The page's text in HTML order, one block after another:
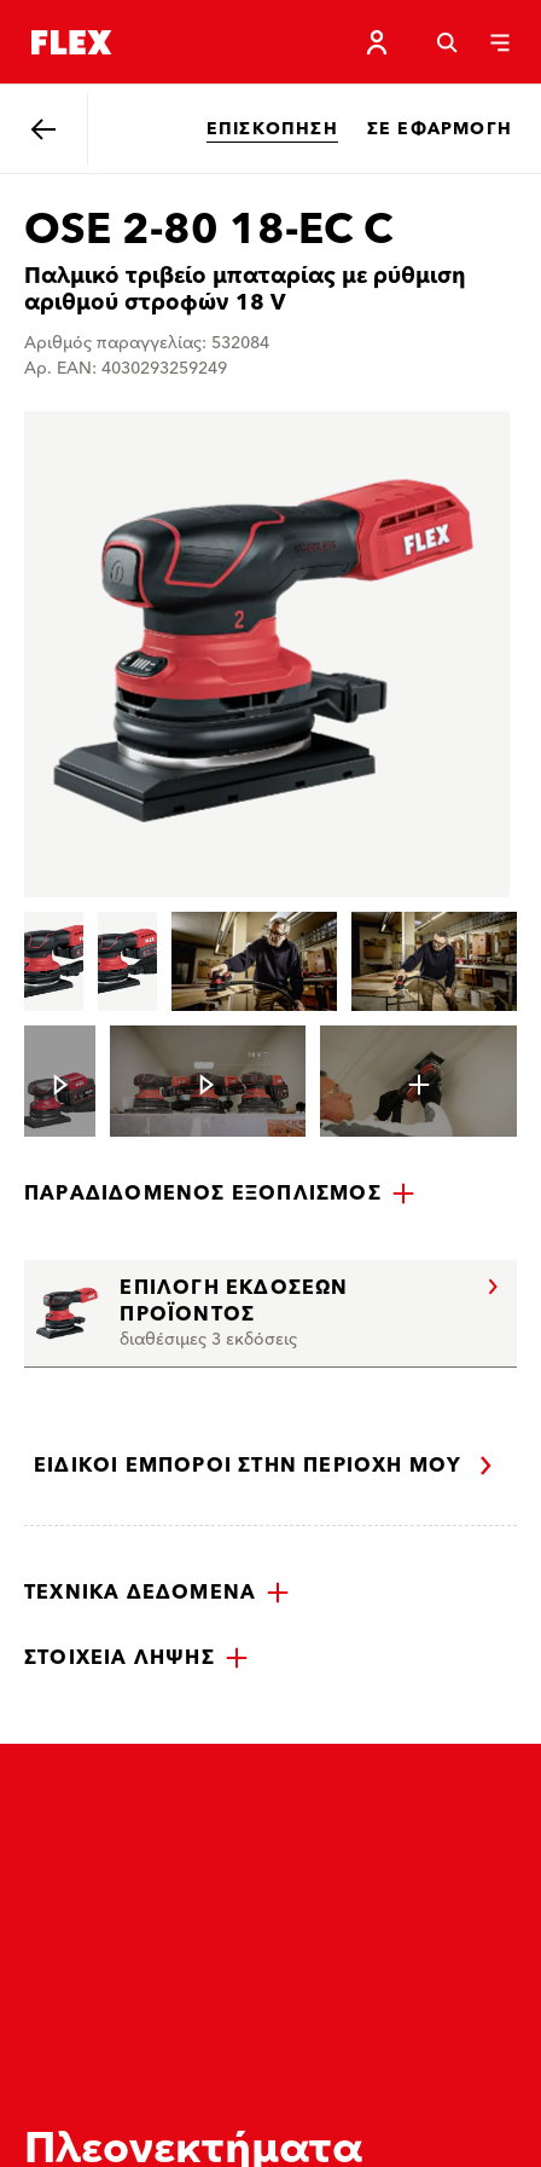
ΕΠΙΣΚΌΠΗΣΗ ΣΕ ΕΦΑΡΜΟΓΉ
OSE 2-80 18-EC C
Παλμικό τριβείο μπαταρίας με ρύθμιση
αριθμού στροφών 18 V
Αριθμός παραγγελίας: 532084
Αρ. EAN: 4030293259249
ΠΑΡΑΔΙΔΌΜΕΝΟΣ ΕΞΟΠΛΙΣΜΌΣ
ΕΠΙΛΟΓΉ ΕΚΔΌΣΕΩΝ
ΠΡΟΪΌΝΤΟΣ
διαθέσιμες 3 εκδόσεις
ΕΙΔΙΚΟΊ ΈΜΠΟΡΟΙ ΣΤΗΝ ΠΕΡΙΟΧΉ ΜΟΥ
ΤΕΧΝΙΚΆ ΔΕΔΟΜΈΝΑ
ΣΤΟΙΧΕΊΑ ΛΉΨΗΣ
Πλεονεκτήματα